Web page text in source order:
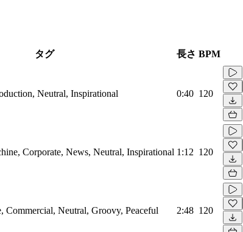
タグ 長さ BPM
Neutral, Inspirational 0:40 120
Corporate, News, Neutral, Inspirational 1:12 120
Commercial, Neutral, Groovy, Peaceful 2:48 120